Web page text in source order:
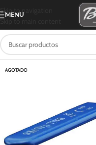
Skip to navigation
Skip to main content
MENU
AGOTADO